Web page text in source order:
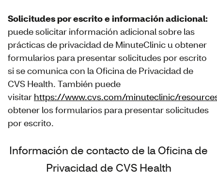
Solicitudes por escrito e información adicional:
puede solicitar información adicional sobre las
prácticas de privacidad de MinuteClinic u obtener
formularios para presentar solicitudes por escrito
si se comunica con la Oficina de Privacidad de
CVS Health. También puede
visitar https://www.cvs.com/minuteclinic/
obtener los formularios para presentar solicitudes
por escrito.
Información de contacto de la Oficina de
Privacidad de CVS Health